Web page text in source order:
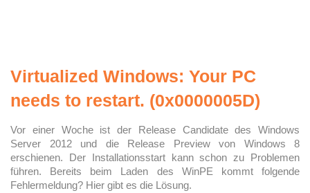
Virtualized Windows: Your PC
needs to restart. (0x0000005D)
Vor einer Woche ist der Release Candidate des Windows
Server 2012 und die Release Preview von Windows 8
erschienen. Der Installationsstart kann schon zu Problemen
führen. Bereits beim Laden des WinPE kommt folgende
Fehlermeldung? Hier gibt es die Lösung.